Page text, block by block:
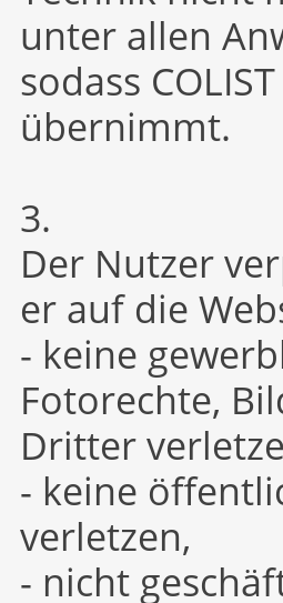
unter allen
sodass
übernimmt.
3.
Der Nutzer
er auf die
- keine
Fotorechte,
Dritter
- keine
verletzen,
- nicht